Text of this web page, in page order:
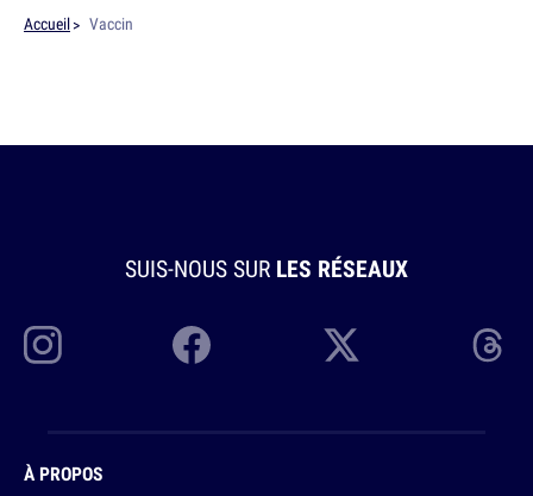
Accueil Vaccin
SUIS-NOUS SUR LES RÉSEAUX
À PROPOS